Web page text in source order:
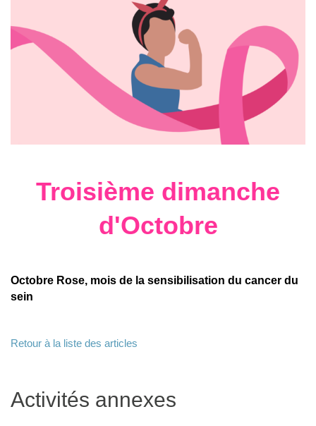
Troisième dimanche
d'Octobre
Octobre Rose, mois de la sensibilisation du cancer du
sein
Retour à la liste des articles
Activités annexes